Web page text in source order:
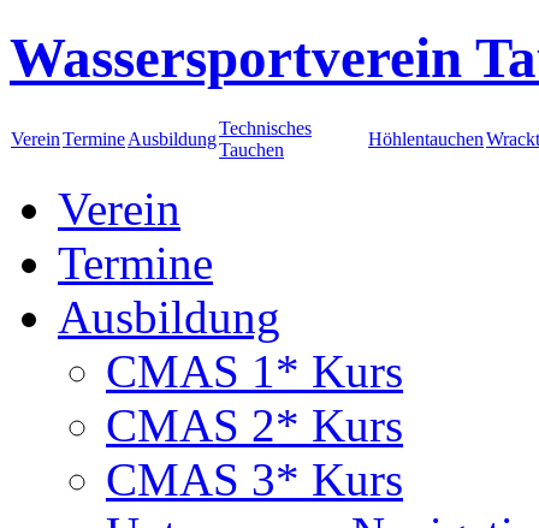
Wassersportverein
VereinTermineAusbildung
Technisches
Tauchen
Höhlentauchen
Verein
Termine
Ausbildung
CMAS 1* Kurs
CMAS 2* Kurs
CMAS 3* Kurs